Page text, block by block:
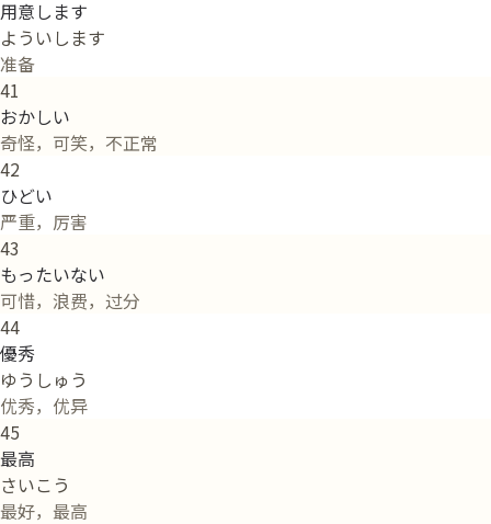
用意します
よういします
准备
41
おかしい
奇怪，可笑，不正常
42
ひどい
严重，厉害
43
もったいない
可惜，浪费，过分
44
優秀
ゆうしゅう
优秀，优异
45
最高
さいこう
最好，最高